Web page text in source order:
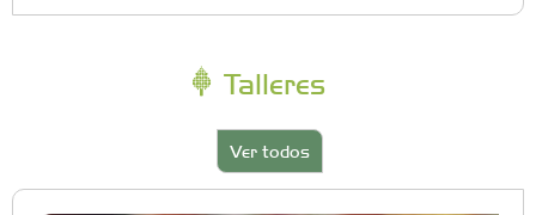
Talleres
Ver todos